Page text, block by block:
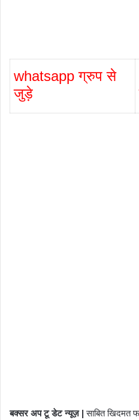
whatsapp ग्रुप से
जुड़े
बक्सर अप टू डेट न्यूज़ | साबित खिदमत